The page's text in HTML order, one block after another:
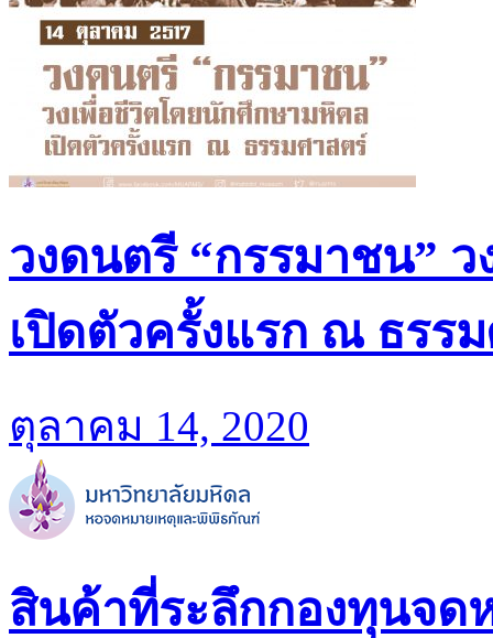
วงดนตรี “กรรมาชน”
เปิดตัวครั้งแรก ณ ธรร
ตุลาคม 14, 2020
สินค้าที่ระลึกกองทุนจ